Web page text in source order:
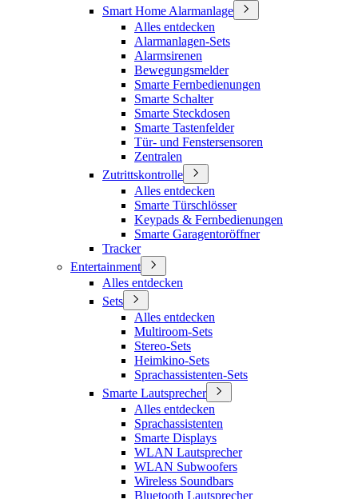
Smart Home Alarmanlage
Alles entdecken
Alarmanlagen-Sets
Alarmsirenen
Bewegungsmelder
Smarte Fernbedienungen
Smarte Schalter
Smarte Steckdosen
Smarte Tastenfelder
Tür- und Fenstersensoren
Zentralen
Zutrittskontrolle
Alles entdecken
Smarte Türschlösser
Keypads & Fernbedienungen
Smarte Garagentoröffner
Tracker
Entertainment
Alles entdecken
Sets
Alles entdecken
Multiroom-Sets
Stereo-Sets
Heimkino-Sets
Sprachassistenten-Sets
Smarte Lautsprecher
Alles entdecken
Sprachassistenten
Smarte Displays
WLAN Lautsprecher
WLAN Subwoofers
Wireless Soundbars
Bluetooth Lautsprecher